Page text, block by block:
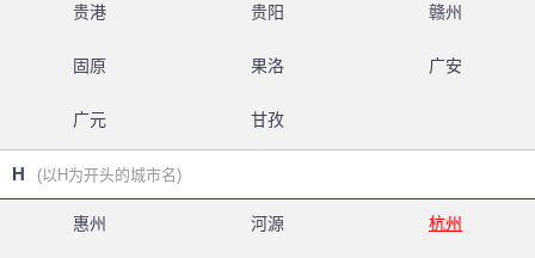
贵港 贵阳 赣州
固原 果洛 广安
广元 甘孜
H (以H为开头的城市名)
惠州 河源 杭州